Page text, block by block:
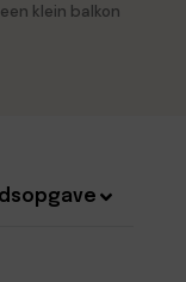
klein balkon